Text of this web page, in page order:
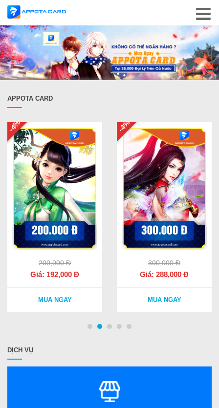
APPOTA CARD
-4%
200,000 Đ
Giá: 192,000 Đ
MUA NGAY
-4%
300,000 Đ
Giá: 288,000 Đ
MUA NGAY
DỊCH VỤ